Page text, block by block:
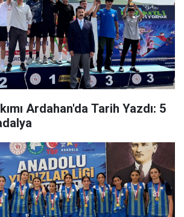
Ardahan'da Tarih Yazdı: 5